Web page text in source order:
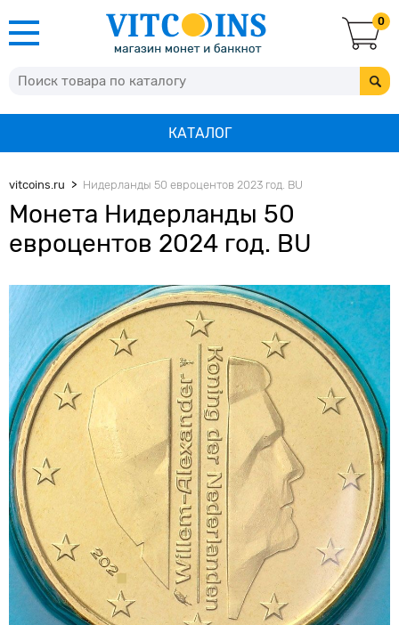
0
КАТАЛОГ
vitcoins.ru Нидерланды 50 евроцентов 2023 год. BU
Монета Нидерланды 50
евроцентов 2024 год. BU